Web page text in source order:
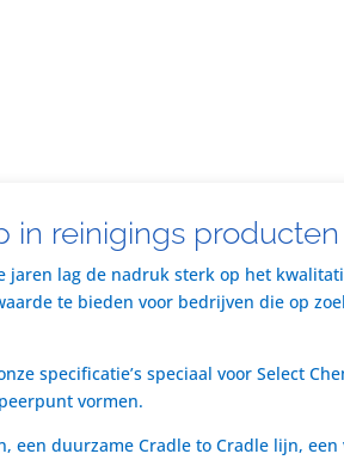
in reinigings producten
jaren lag de nadruk sterk op het
te bieden voor bedrijven die op
specificatie’s speciaal voor Select
vormen.
een duurzame Cradle to Cradle lijn,